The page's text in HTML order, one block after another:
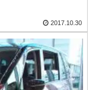
2017.10.30